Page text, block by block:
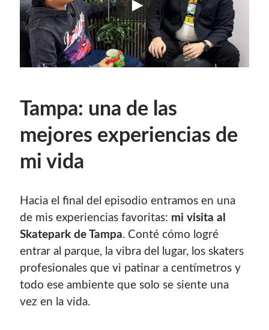
Enlaces de mi sitio viejo
Humor Geek
Tutoriales
El Autor
Blogroll Geek
Codigeek 0
El Blog de Luis0
Picando Código0
Tampa: una de las
mejores experiencias de
mi vida
Hacia el final del episodio entramos en una
de mis experiencias favoritas: mi visita al
Skatepark de Tampa. Conté cómo logré
entrar al parque, la vibra del lugar, los skaters
profesionales que vi patinar a centímetros y
todo ese ambiente que solo se siente una
vez en la vida.